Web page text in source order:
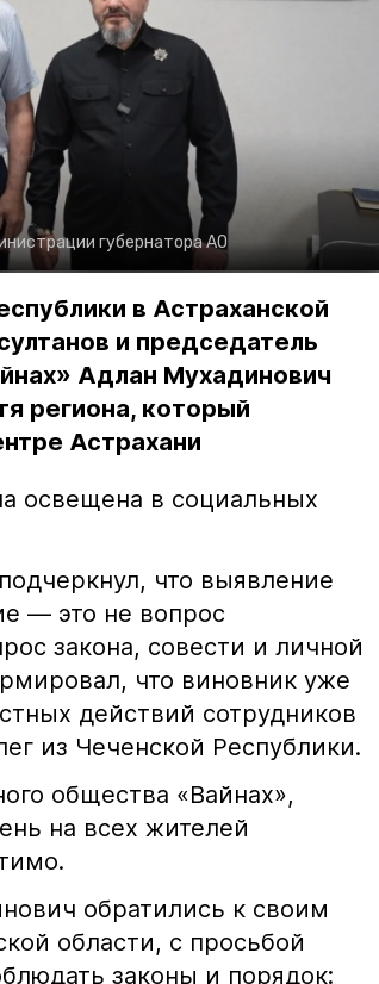
губернатора АО
в Астраханской
и председатель
Адлан Мухадинович
региона, который
Астрахани
освещена в социальных
что выявление
— это не вопрос
закона, совести и личной
что виновник уже
действий сотрудников
из Чеченской Республики.
общества «Вайнах»,
на всех жителей
обратились к своим
области, с просьбой
законы и порядок: